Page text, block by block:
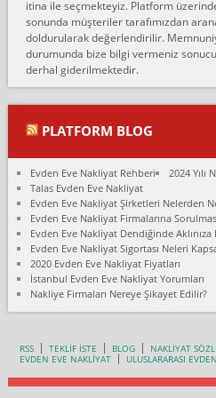
fiyatın mazoto gele...
Fatih kokmese:
Diyarbakır dan eşyamı getirtmek için
Son anda fiyat artırdılar.. mecburiyetten
Ali:
olduk. Asansörlü dediler sonra uraya
fark istediler. ortada asa...
Nimet:
Ben 2021 Ağustos ilk haftası Evimi taşıdım
Mahallesi'nden bir başka Mahallesi'ne yani
oturuyorum önceleri ara...
Nimet Köse:
Merhaba ben 2021 Ağustos ilk haftası evimi
Hancıoğlu naklyatla taşındım...
Karabükden İzmir'e Karabük kardem naklyat
itina ile seçmekteyiz. Platform
sonunda müşteriler tarafımızdan
doldurularak değerlendirilir.
durumunda bize bilgi vermeniz
derhal giderilmektedir.
PLATFORM BLOG
Evden Eve Nakliyat Rehberi
2024 Yılı
Talas Evden Eve Nakliyat
Evden Eve Nakliyat Şirketleri Nelerden
Evden Eve Nakliyat Firmalarına
Evden Eve Nakliyat Dendiğinde Aklınıza
Evden Eve Nakliyat Sigortası Neleri
2020 Evden Eve Nakliyat Fiyatları
İstanbul Evden Eve Nakliyat Yorumları
Nakliye Firmaları Nereye Şikayet Edilir?
RSS TEKLİF İSTE BLOG NAKLİYAT
EVDEN EVE NAKLİYAT
ULUSLARARASI